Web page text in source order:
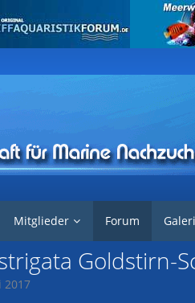
Mitglieder Forum
Goldstirn-
2017